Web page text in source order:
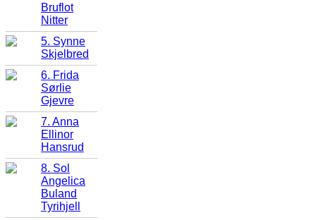
Bruflot
Nitter
5. Synne
Skjelbred
6. Frida
Sørlie
Gjevre
7. Anna
Ellinor
Hansrud
8. Sol
Angelica
Buland
Tyrihjell